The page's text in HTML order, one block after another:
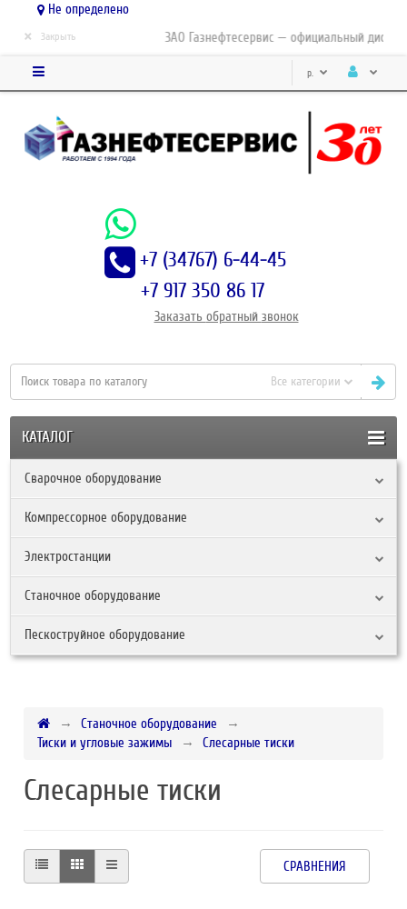
Не определено
ЗАО Газнефтесервис — официальный
× Закрыть
р.
+7 (34767) 6-44-45
+7 917 350 86 17
Заказать обратный звонок
Все категории
КАТАЛОГ
Сварочное оборудование
Компрессорное оборудование
Электростанции
Станочное оборудование
Пескоструйное оборудование
Станочное оборудование
Тиски и угловые зажимы
Слесарные тиски
Слесарные тиски
СРАВНЕНИЯ